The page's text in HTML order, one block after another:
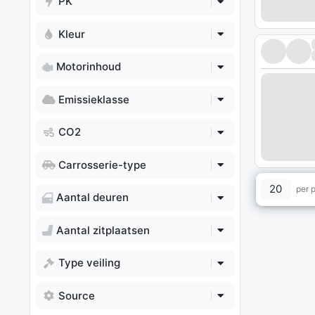
Kleur
Motorinhoud
Emissieklasse
CO2
Carrosserie-type
Aantal deuren
Aantal zitplaatsen
Type veiling
Source
20 per